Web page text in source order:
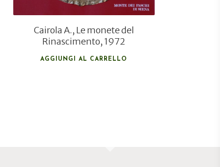
Cairola A., Le monete del
Rinascimento, 1972
AGGIUNGI AL CARRELLO